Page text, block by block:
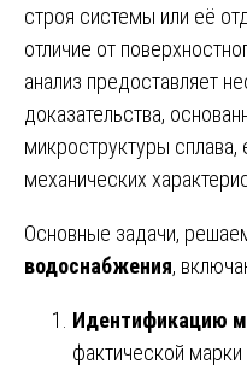
строя системы или её
отличие от
анализ предоставляет
доказательства,
микроструктуры сплава,
механических
Основные задачи,
водоснабжения,
Идентификацию
фактической марки